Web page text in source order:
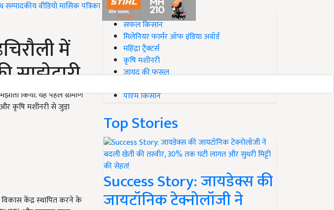
सम्पादकीयवीडियोमासिक पत्रिका
में
साझेदारी
किया. यह पहल ग्रामीण
कृषि मशीनरी से जुड़ा
विकास केंद्र स्थापित करने के
#Top on Krishi Jagran
सफल किसान
मिलेनियर फार्मर ऑफ इंडिया अवॉर्ड
महिंद्रा ट्रैक्टर्स
कृषि मशीनरी
जायद की फसल
पीएम किसान
Top Stories
Success Story: जायडेक्स की
जायटॉनिक टेक्नोलॉजी ने